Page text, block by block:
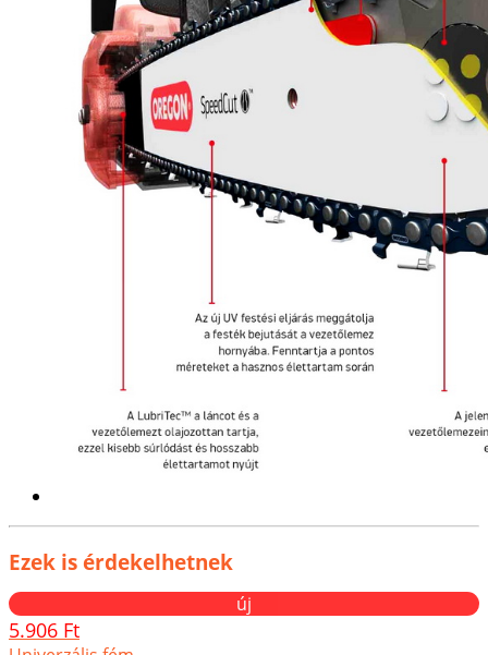
Ezek is érdekelhetnek
új
5.906 Ft